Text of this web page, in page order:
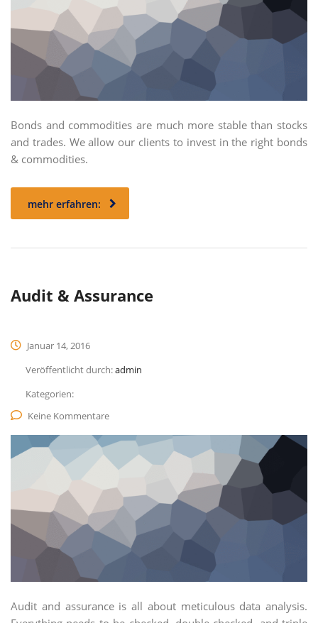
Bonds and commodities are much more stable than stocks
and trades. We allow our clients to invest in the right bonds
& commodities.
mehr erfahren:
Audit & Assurance
Januar 14, 2016
Veröffentlicht durch:admin
Kategorien:
Keine Kommentare
Audit and assurance is all about meticulous data analysis.